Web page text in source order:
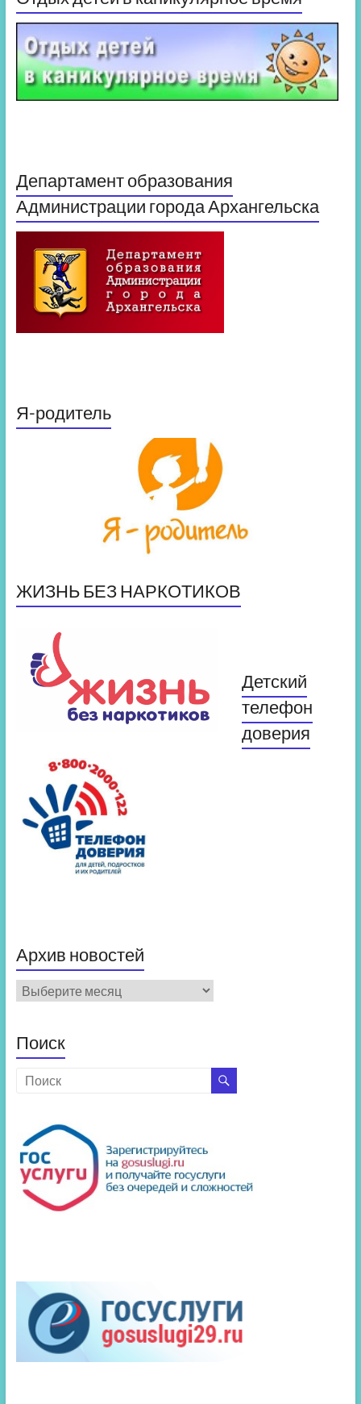
Департамент образования
Администрации города Архангельска
Я-родитель
ЖИЗНЬ БЕЗ НАРКОТИКОВ
Детский
телефон
доверия
Архив новостей
Архив
новостей
Поиск